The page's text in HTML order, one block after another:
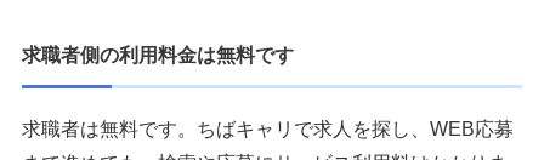
求職者側の利用料金は無料です
求職者は無料です。ちばキャリで求人を探し、WEB応募